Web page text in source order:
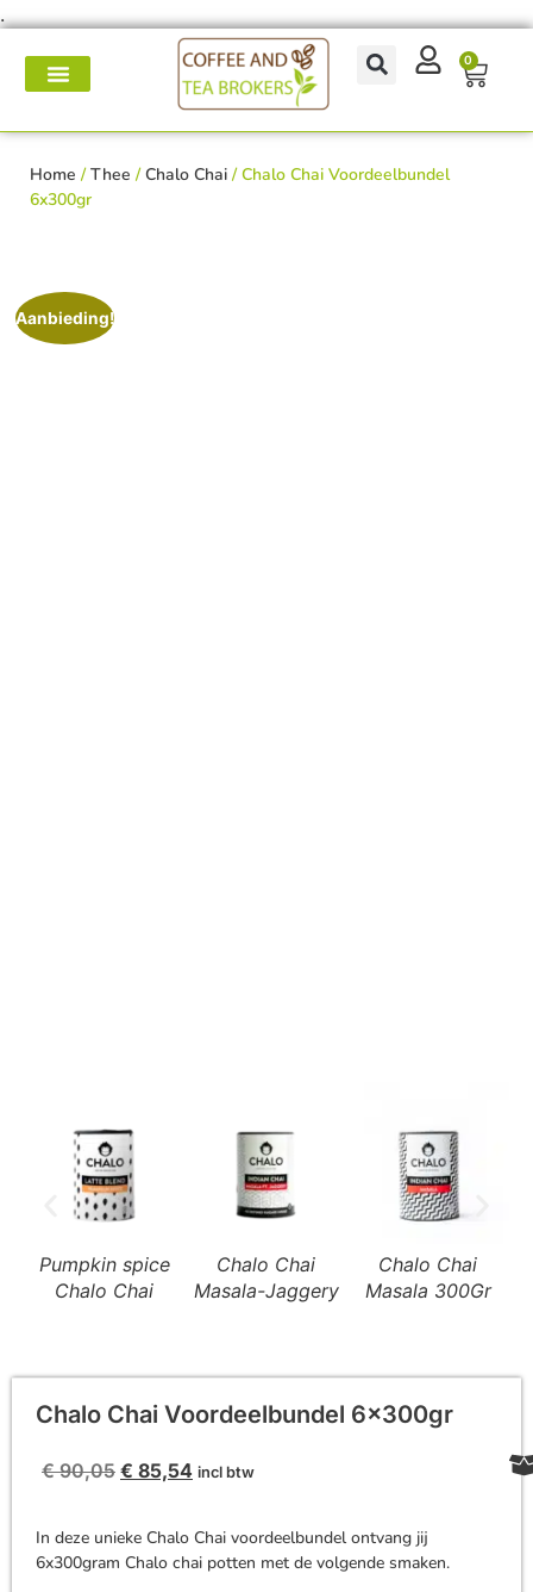
.
0
Home /Thee /Chalo Chai / Chalo Chai Voordeelbundel
6x300gr
Aanbieding!
Pumpkin spice
Chalo Chai
Chalo Chai
Masala-Jaggery
Chalo Chai
Masala 300Gr
Chalo Chai Voordeelbundel 6x300gr
€90,05 € 85,54 incl btw
In deze unieke Chalo Chai voordeelbundel ontvang jij
6x300gram Chalo chai potten met de volgende smaken.